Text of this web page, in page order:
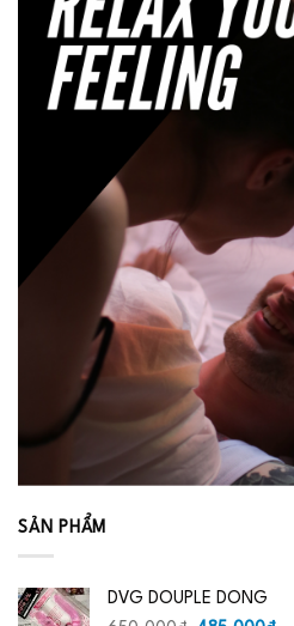
SẢN PHẨM
DVG DOUPLE DONG